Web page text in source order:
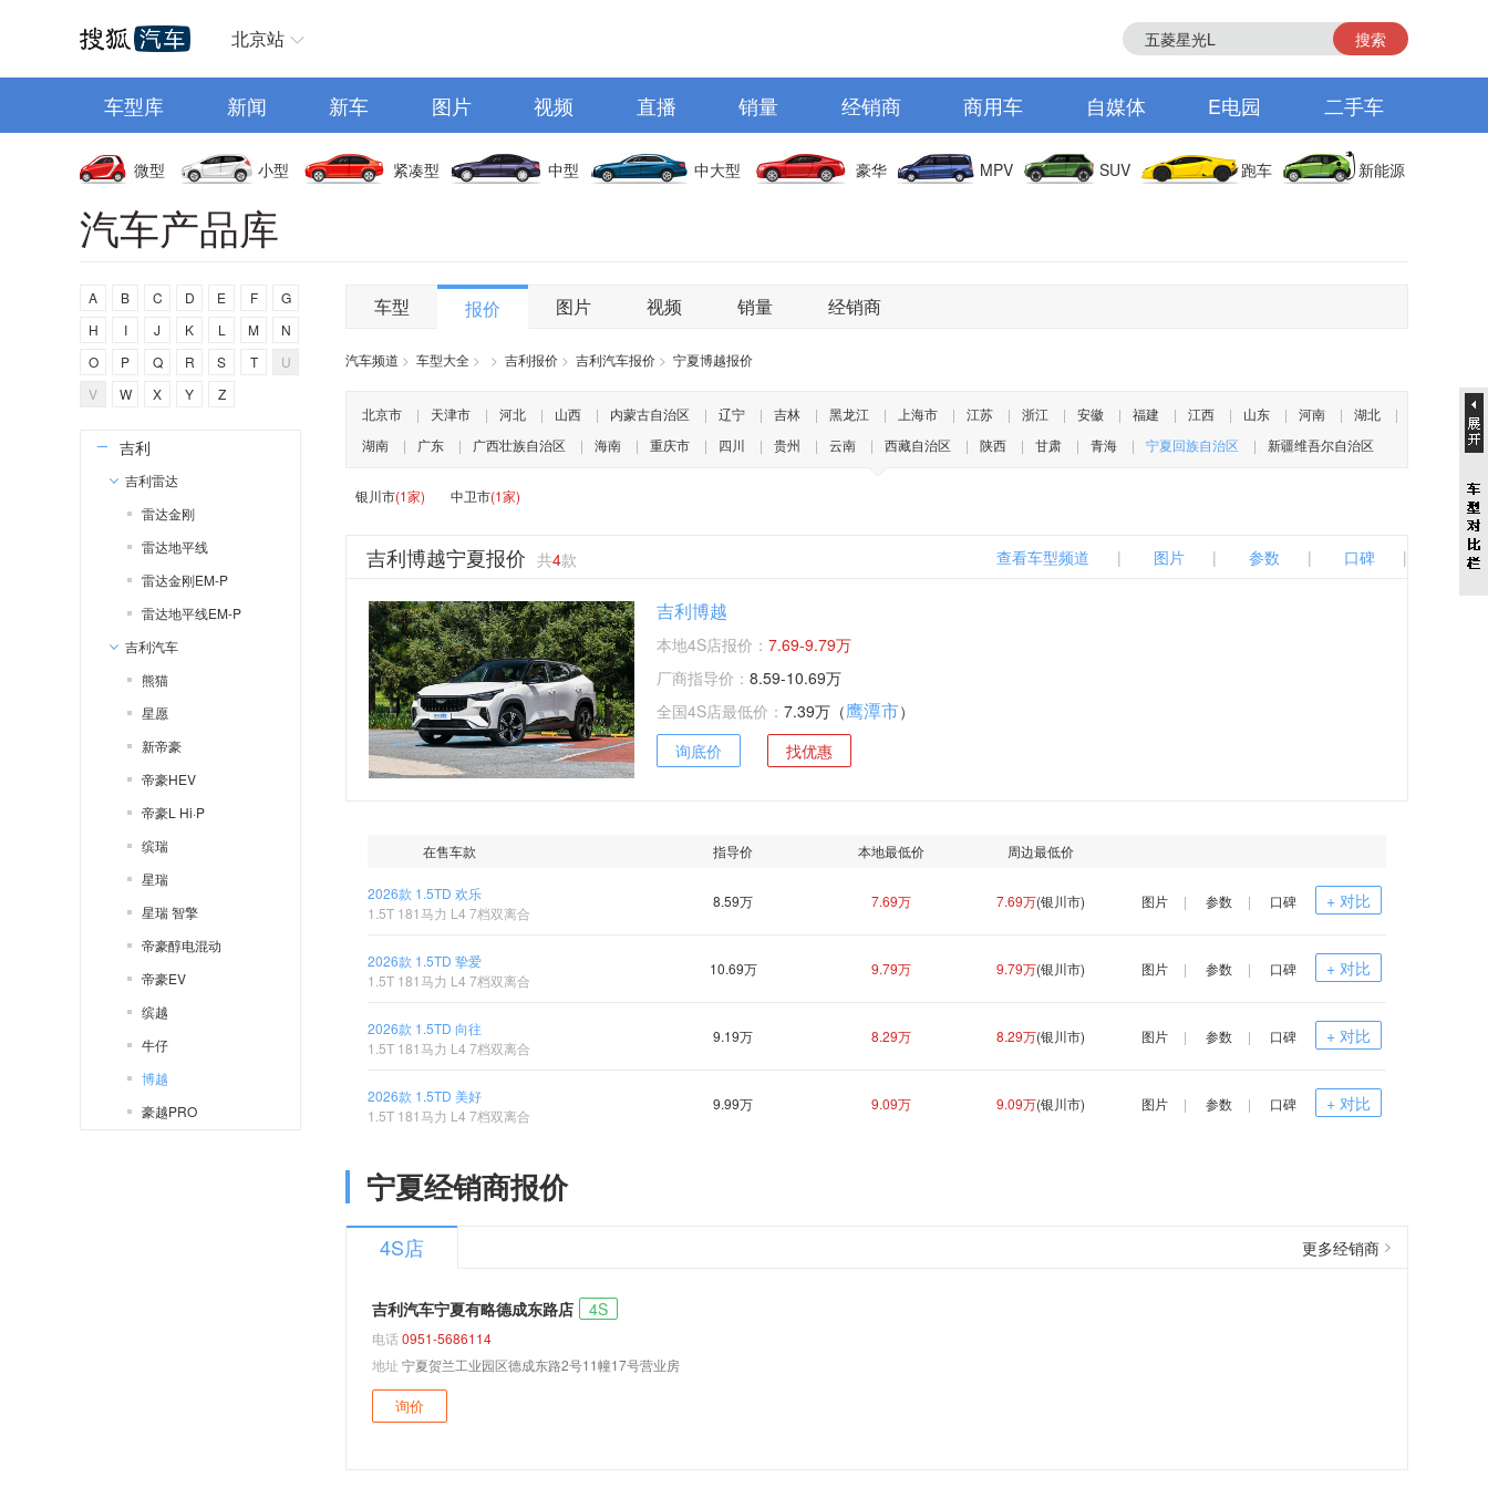
北京站 搜索
车型库 新闻 新车 图片 视频 直播 销量 经销商 商用车 自媒体 E电园 二手车
微型 小型 紧凑型 中型 中大型 豪华 MPV SUV 跑车 新能源
汽车产品库
A B C D E F
G
H
I J K L M
N
O
P Q R S T
U
V
W X Y Z
海马
黄海
华梓汽车
恒天
海格
恒润汽车
华凯
I
iCAR
INEOS
吉利
吉利雷达
雷达金刚
雷达地平线
雷达金刚EM-P
雷达地平线EM-P
吉利汽车
熊猫
星愿
新帝豪
帝豪HEV
帝豪L Hi·P
缤瑞
星瑞
星瑞 智擎
帝豪醇电混动
帝豪EV
缤越
牛仔
博越
豪越PRO
车型 报价 图片 视频 销量 经销商
汽车频道 > 车型大全 > > 吉利报价 > 吉利汽车报价 > 宁夏博越报价
北京市 | 天津市 | 河北 | 山西 | 内蒙古自治区 | 辽宁 | 吉林 | 黑龙江 | 上海市 | 江苏 | 浙江 | 安徽 | 福建 | 江西 | 山东 | 河南 | 湖北
|
湖南
| 广东 | 广西壮族自治区 | 海南 | 重庆市 | 四川 | 贵州 | 云南 | 西藏自治区 | 陕西 | 甘肃 | 青海 | 宁夏回族自治区 | 新疆维吾尔自治区
银川市(1家) 中卫市(1家)
吉利博越宁夏报价 共4款 查看车型频道 | 图片 | 参数 | 口碑 |
吉利博越
本地4S店报价： 7.69-9.79万
厂商指导价： 8.59-10.69万
全国4S店最低价： 7.39万（鹰潭市）
询底价
找优惠
在售车款 指导价 本地最低价 周边最低价
2026款 1.5TD 欢乐
1.5T 181马力 L4 7档双离合
8.59万 7.69万 7.69万(银川市) 图片 | 参数 | 口碑 + 对比
2026款 1.5TD 挚爱
1.5T 181马力 L4 7档双离合
10.69万 9.79万 9.79万(银川市) 图片 | 参数 | 口碑 + 对比
2026款 1.5TD 向往
1.5T 181马力 L4 7档双离合
9.19万 8.29万 8.29万(银川市) 图片 | 参数 | 口碑 + 对比
2026款 1.5TD 美好
1.5T 181马力 L4 7档双离合
9.99万 9.09万 9.09万(银川市) 图片 | 参数 | 口碑 + 对比
宁夏经销商报价
4S店 更多经销商
吉利汽车宁夏有略德成东路店 4S
电话0951-5686114
地址 宁夏贺兰工业园区德成东路2号11幢17号营业房
询价